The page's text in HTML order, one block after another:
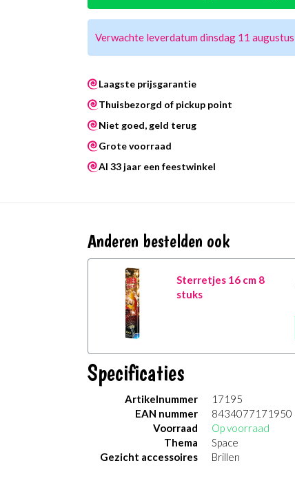
Verwachte leverdatum dinsdag 11 augustus
Laagste prijsgarantie
Thuisbezorgd of pickup point
Niet goed, geld terug
Grote voorraad
Al 33 jaar een feestwinkel
Anderen bestelden ook
Sterretjes 16 cm 8
stuks
Specificaties
Artikelnummer
17195
EAN nummer
8434077171950
Voorraad
Op voorraad
Thema
Space
Gezicht accessoires
Brillen